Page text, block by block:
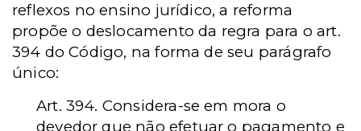
reflexos no ensino jurídico, a reforma
propõe o deslocamento da regra para o art.
394 do Código, na forma de seu parágrafo
único:
Art. 394. Considera-se em mora o
devedor que não efetuar o pagamento e